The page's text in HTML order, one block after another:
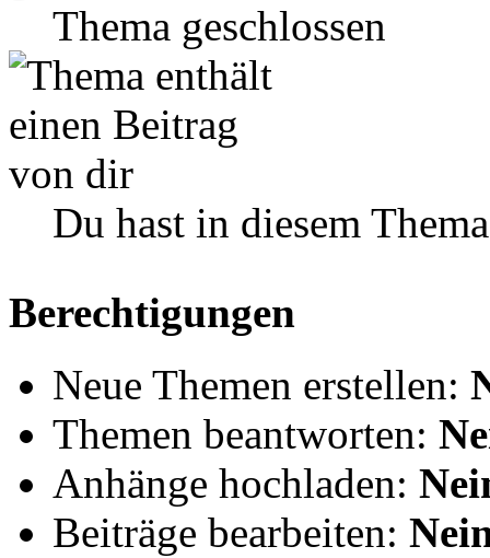
Thema geschlossen
Du hast in diesem
Berechtigungen
Neue Themen erstellen:
Themen beantworten:
Anhänge hochladen:
Beiträge bearbeiten: